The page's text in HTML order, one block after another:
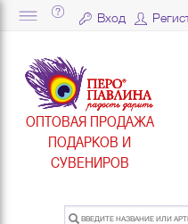
Вход
ОПТОВАЯ ПРОДАЖА
ПОДАРКОВ И
СУВЕНИРОВ